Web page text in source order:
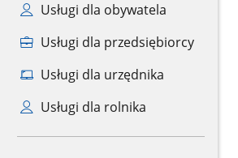
Usługi dla obywatela
Usługi dla przedsiębiorcy
Usługi dla urzędnika
Usługi dla rolnika